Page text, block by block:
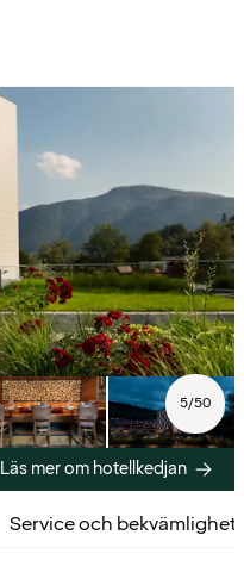
5/50
Läs mer om hotellkedjan
Service och